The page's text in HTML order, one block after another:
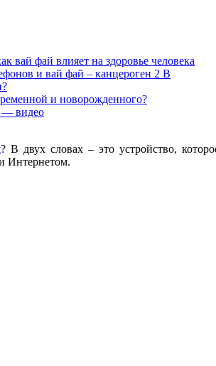
вай фай влияет на здоровье человека
и вай фай – канцероген 2 В
и новорожденного?
— видео
? В двух словах – это устройство,
Интернетом.